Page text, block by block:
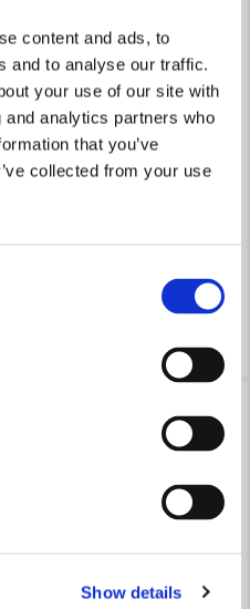
content and ads, to
and to analyse our traffic.
your use of our site with
analytics partners who
that you’ve
collected from your use
Show details
COBOLT
Cobolt Notfräs D=35 L=35